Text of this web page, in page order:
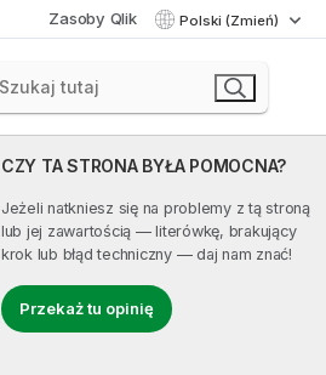
Zasoby Qlik Polski (Zmień)
CZY TA STRONA BYŁA POMOCNA?
Jeżeli natkniesz się na problemy z tą stroną
lub jej zawartością — literówkę, brakujący
krok lub błąd techniczny — daj nam znać!
Przekaż tu opinię